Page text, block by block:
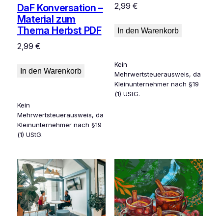
DaF Konversation –
Material zum
Thema Herbst PDF
2,99 €
In den Warenkorb
Kein
Mehrwertsteuerausweis, da
Kleinunternehmer nach §19
(1) UStG.
2,99€
In den Warenkorb
Kein
Mehrwertsteuerausweis, da
Kleinunternehmer nach §19
(1) UStG.